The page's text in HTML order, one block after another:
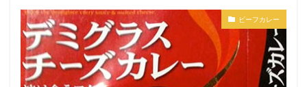
ビーフカレー